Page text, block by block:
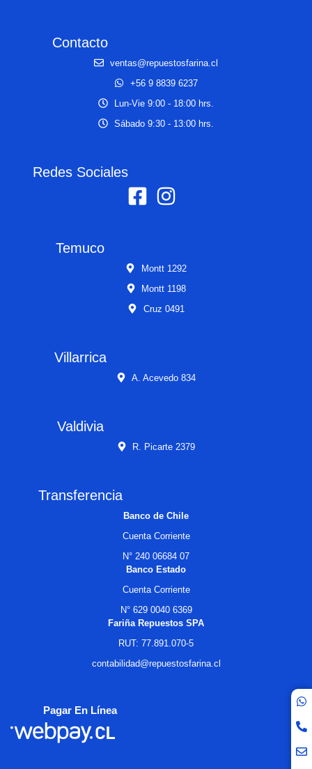
Contacto
ventas@repuestosfarina.cl
+56 9 8839 6237
Lun-Vie 9:00 - 18:00 hrs.
Sábado 9:30 - 13:00 hrs.
Redes Sociales
Temuco
Montt 1292
Montt 1198
Cruz 0491
Villarrica
A. Acevedo 834
Valdivia
R. Picarte 2379
Transferencia
Banco de Chile
Cuenta Corriente
N° 240 06684 07
Banco Estado
Cuenta Corriente
N° 629 0040 6369
Fariña Repuestos SPA
RUT: 77.891.070-5
contabilidad@repuestosfarina.cl
Pagar En Línea